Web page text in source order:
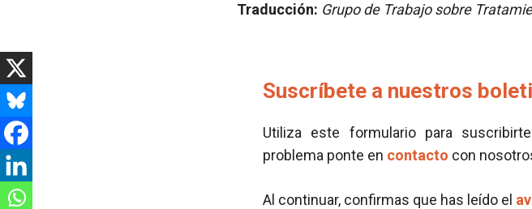
Traducción: Grupo de Trabajo sobre
Suscríbete a nuestros
Utiliza este formulario para
problema ponte en contacto con
Al continuar, confirmas que has leído el